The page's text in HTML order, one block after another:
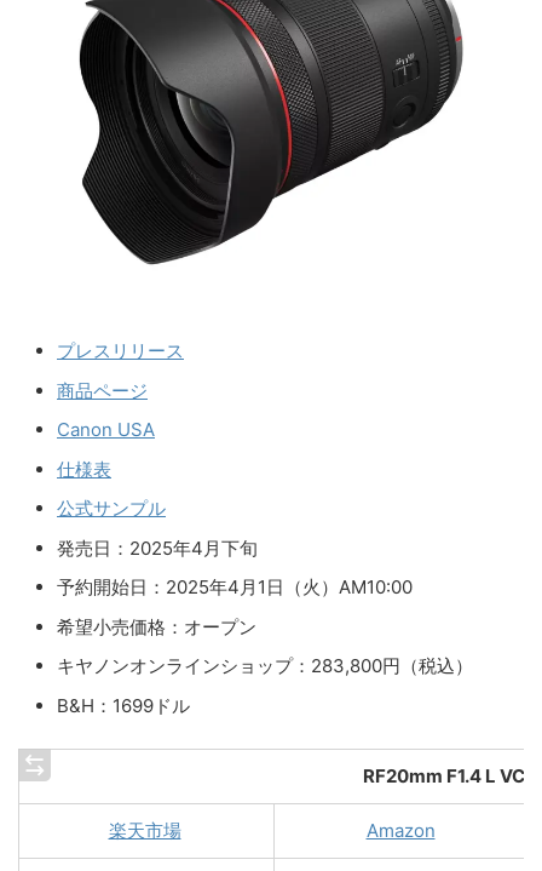
プレスリリース
商品ページ
Canon USA
仕様表
公式サンプル
発売日：2025年4月下旬
予約開始日：2025年4月1日（火）AM10:00
希望小売価格：オープン
キヤノンオンラインショップ：283,800円（税込）
B&H：1699ドル
RF20mm F1.4 L VCM
楽天市場 Amazon